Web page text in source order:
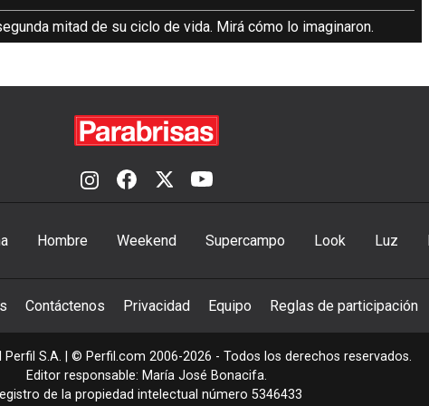
mitad de su ciclo de vida. Mirá cómo lo imaginaron.
Hombre Weekend Supercampo Look Luz
Contáctenos Privacidad Equipo Reglas de participación
Perfil S.A. | © Perfil.com 2006-2026 - Todos los derechos reservados.
Editor responsable: María José Bonacifa.
de la propiedad intelectual número 5346433